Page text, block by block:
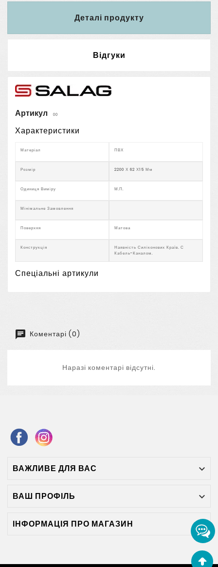
Деталі продукту
Відгуки
Артикул 00
Характеристики
Матеріал ПВХ
Розмір 2200 Х 62 Х15 Мм
Одиниця Виміру М.п.
Мінімальне Замовлення
Поверхня Матова
Конструкція
Наявність Силіконових Країв. С
Кабель-Каналом.
Спеціальні артикули
Коментарі (0)
Наразі коментарі відсутні.
ВАЖЛИВЕ ДЛЯ ВАС 
ВАШ ПРОФІЛЬ 
ІНФОРМАЦІЯ ПРО МАГАЗИН 